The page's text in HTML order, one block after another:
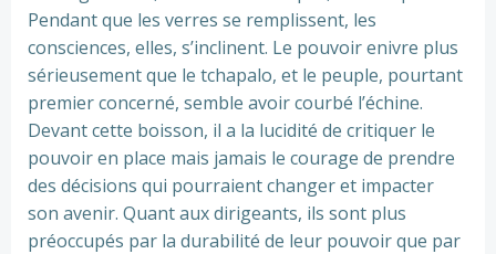
Pendant que les verres se remplissent, les
consciences, elles, s’inclinent. Le pouvoir enivre plus
sérieusement que le tchapalo, et le peuple, pourtant
premier concerné, semble avoir courbé l’échine.
Devant cette boisson, il a la lucidité de critiquer le
pouvoir en place mais jamais le courage de prendre
des décisions qui pourraient changer et impacter
son avenir. Quant aux dirigeants, ils sont plus
préoccupés par la durabilité de leur pouvoir que par